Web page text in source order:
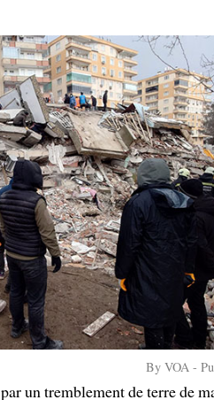
By VOA -
par un tremblement de terre de